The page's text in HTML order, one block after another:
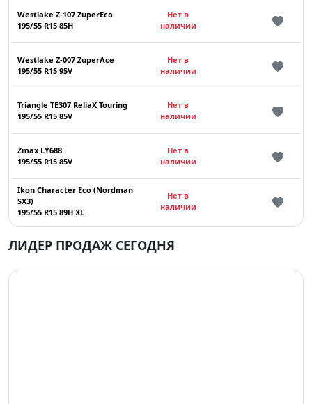
Westlake Z-107 ZuperEco
195/55 R15 85H
Нет в
наличии
Westlake Z-007 ZuperAce
195/55 R15 95V
Нет в
наличии
Triangle TE307 ReliaX Touring
195/55 R15 85V
Нет в
наличии
Zmax LY688
195/55 R15 85V
Нет в
наличии
Ikon Character Eco (Nordman
SX3)
195/55 R15 89H XL
Нет в
наличии
ЛИДЕР ПРОДАЖ СЕГОДНЯ